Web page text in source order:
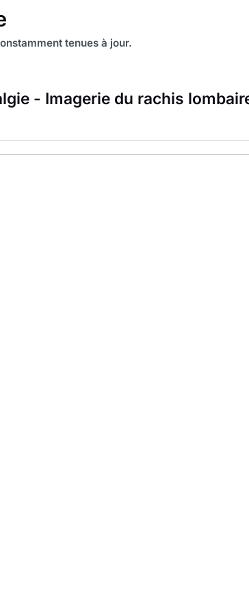
tenues à jour.
- Imagerie du rachis